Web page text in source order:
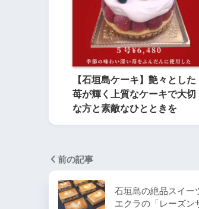
【石垣島ケーキ】艶々とした
苺が輝く上質なケーキで大切
な方と素敵なひとときを
前の記事
石垣島の絶品スイー
エクラの「レーズン